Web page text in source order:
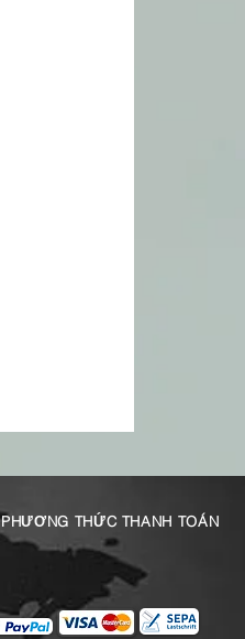
PHƯƠNG THỨC THANH TOÁN